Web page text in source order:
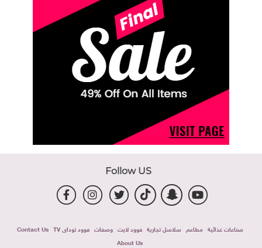
Follow US
صناعات غذائية مطاعم سلاسل تجارية فوود لايت وصفات فوود توداى TV
Contact Us
About Us